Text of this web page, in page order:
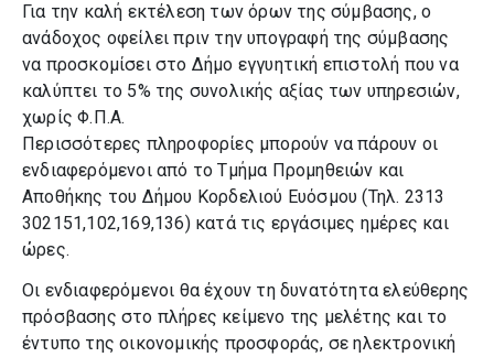
Για την καλή εκτέλεση των όρων της σύμβασης, ο
ανάδοχος οφείλει πριν την υπογραφή της σύμβασης
να προσκομίσει στο Δήμο εγγυητική επιστολή που να
καλύπτει το 5% της συνολικής αξίας των υπηρεσιών,
χωρίς Φ.Π.Α.
Περισσότερες πληροφορίες μπορούν να πάρουν οι
ενδιαφερόμενοι από το Τμήμα Προμηθειών και
Αποθήκης του Δήμου Κορδελιού Ευόσμου (Τηλ. 2313
302151,102,169,136) κατά τις εργάσιμες ημέρες και
ώρες.
Οι ενδιαφερόμενοι θα έχουν τη δυνατότητα ελεύθερης
πρόσβασης στο πλήρες κείμενο της μελέτης και το
έντυπο της οικονομικής προσφοράς, σε ηλεκτρονική